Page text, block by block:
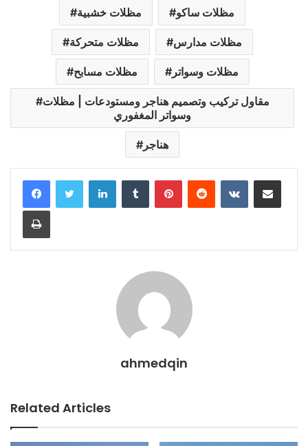
مظلات خشبية مظلات ساكو
مظلات متحركة مظلات مدارس
مظلات مسابح مظلات وسواتر
مقاول تركيب وتصميم هناجر ومستودعات | مظلات
وسواتر المغفوري
هناجر
LinkedInTumblr PinterestReddit VKontakteShare via Email
Print
ahmedqin
Related Articles